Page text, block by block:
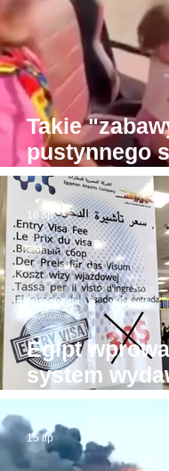
Takie
pustynnego
Hurghadzie.
mieć w
pozwolić?!
Egipt
system
Będzie
16 lip
15 lip